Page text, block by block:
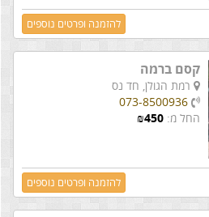
להזמנה ופרטים נוספים
קסם ברמה
רמת הגולן, חד נס
073-8500936
החל מ:
₪450
להזמנה ופרטים נוספים